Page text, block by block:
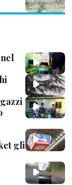
gli